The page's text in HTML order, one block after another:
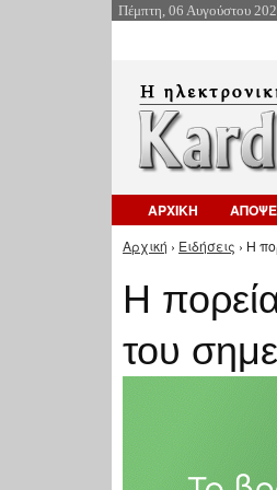
Πέμπτη, 06 Αυγούστου
ΑΡΧΙΚΗ
Είστε εδώ
Αρχική › Ειδήσεις › Η
Η
του